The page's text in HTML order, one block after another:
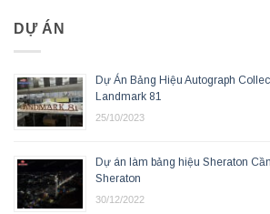
DỰ ÁN
Dự Án Bảng Hiệu Autograph
Landmark 81
25/10/2023
Dự án làm bảng hiệu Sheraton
Sheraton
30/12/2022